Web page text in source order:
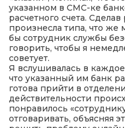
указанном в СМС-ке
расчетного счета.
произнесла типа, что же
бы сотрудник службы
говорить, чтобы я
советует.
Я вслушивалась в
что указанный им банк
готова прийти в
действительности
понравилось
отговаривать, объясняя